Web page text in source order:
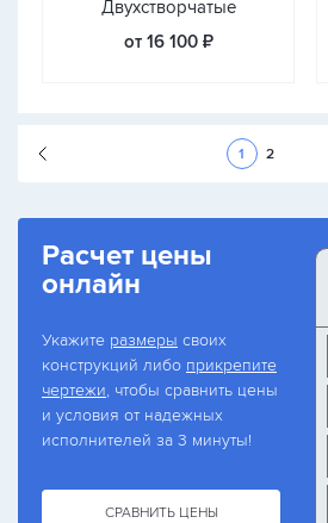
Двухстворчатые
от 16 100 ₽
1 2
Расчет цены
онлайн
Укажите размеры своих
конструкций либо прикрепите
чертежи, чтобы сравнить цены
и условия от надежных
исполнителей за 3 минуты!
СРАВНИТЬ ЦЕНЫ